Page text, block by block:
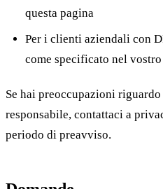
questa pagina
Per i clienti aziendali con
come specificato nel
Se hai preoccupazioni
responsabile, contattaci a
periodo di preavviso.